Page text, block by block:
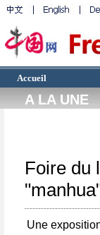
Accueil
A LA UNE
Foire du
Une